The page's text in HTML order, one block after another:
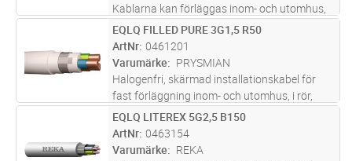
Kablarna kan förläggas inom- och utomhus,
dock ej i vatten. Vid förläggning i mark ska
kabeln förses med extra skydd mot
mekaniska påkänningar. Al-skärm
M Lägg i kundvagn
EQLQ FILLED PURE 3G1,5 R50
ArtNr 0461201
Varumärke
PRYSMIAN
Halogenfri, skärmad installationskabel för
fast förläggning inom- och utomhus, i rör,
kanal, i eller under puts, samt upphängd i
bärlina. UV-skyddad för utomhusbruk i
Norden. Ledarisoleringen ska sky
M Lägg i kundvagn
EQLQ LITEREX 5G2,5 B150
ArtNr 0463154
Varumärke
REKA